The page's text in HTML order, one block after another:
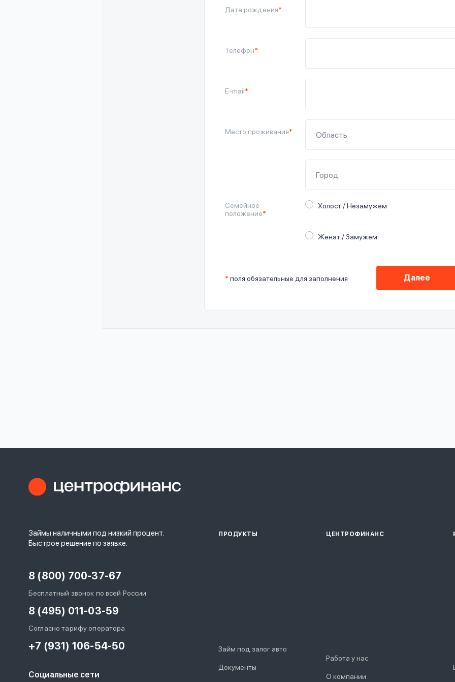
Дата рождения*
Телефон*
E-mail*
Место проживания*
Семейное
положение*
Холост / Незамужем
Женат / Замужем
* поля обязательные для заполнения Далее
Займы наличными под низкий процент.
Быстрое решение по заявке.
8 (800) 700-37-67
Бесплатный звонок по всей России
8 (495) 011-03-59
Согласно тарифу оператора
+7 (931) 106-54-50
Социальные сети
ПРОДУКТЫ
Займ под залог авто
Документы
ЦЕНТРОФИНАНС
Работа у нас
О компании